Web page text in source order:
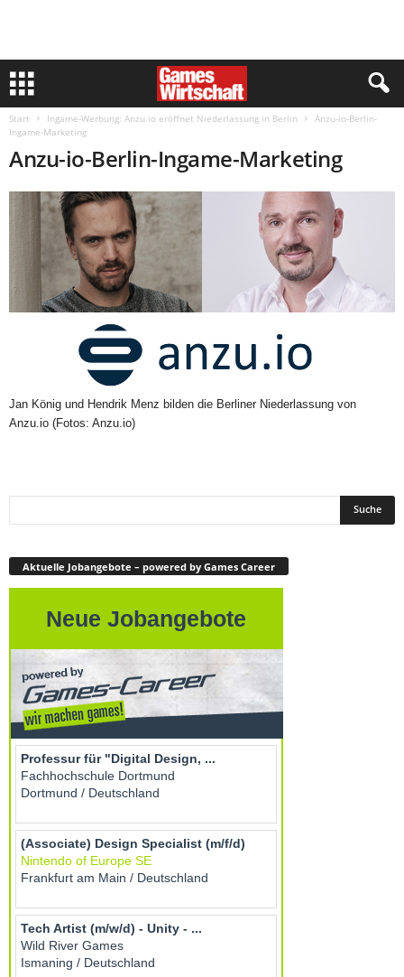
Start Ingame-Werbung: Anzu.io eröffnet Niederlassung in Berlin
Anzu-io-Berlin-
Ingame-Marketing
Anzu-io-Berlin-Ingame-Marketing
Jan König und Hendrik Menz bilden die Berliner Niederlassung von
Anzu.io (Fotos: Anzu.io)
Aktuelle Jobangebote – powered by Games Career